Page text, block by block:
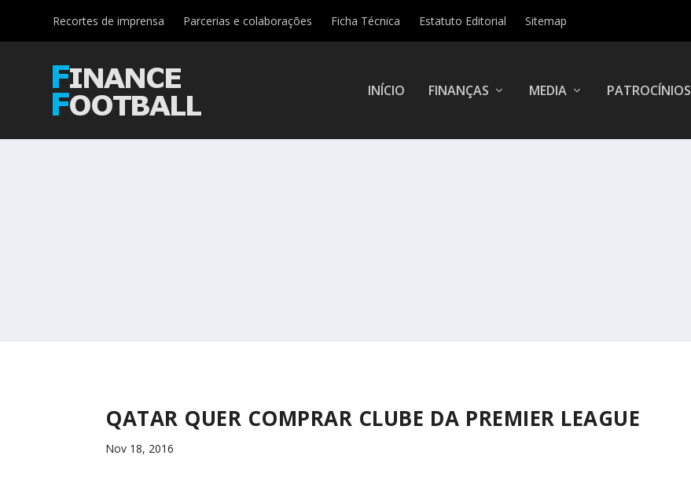
Recortes de imprensa Parcerias e colaborações Ficha Técnica Estatuto Editorial Sitemap
INÍCIO FINANÇAS MEDIA PATROCÍNIOS
QATAR QUER COMPRAR CLUBE DA PREMIER LEAGUE
Nov 18, 2016